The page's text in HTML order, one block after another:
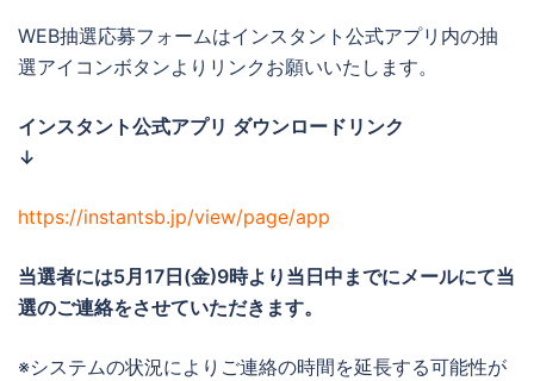
WEB抽選応募フォームはインスタント公式アプリ内の抽
選アイコンボタンよりリンクお願いいたします。
インスタント公式アプリ ダウンロードリンク
↓
https://instantsb.jp/view/page/app
当選者には5月17日(金)9時より当日中までにメールにて当
選のご連絡をさせていただきます。
※システムの状況によりご連絡の時間を延長する可能性が